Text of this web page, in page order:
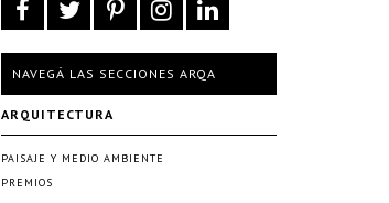
NAVEGÁ LAS SECCIONES ARQA
ARQUITECTURA
PAISAJE Y MEDIO AMBIENTE
PREMIOS